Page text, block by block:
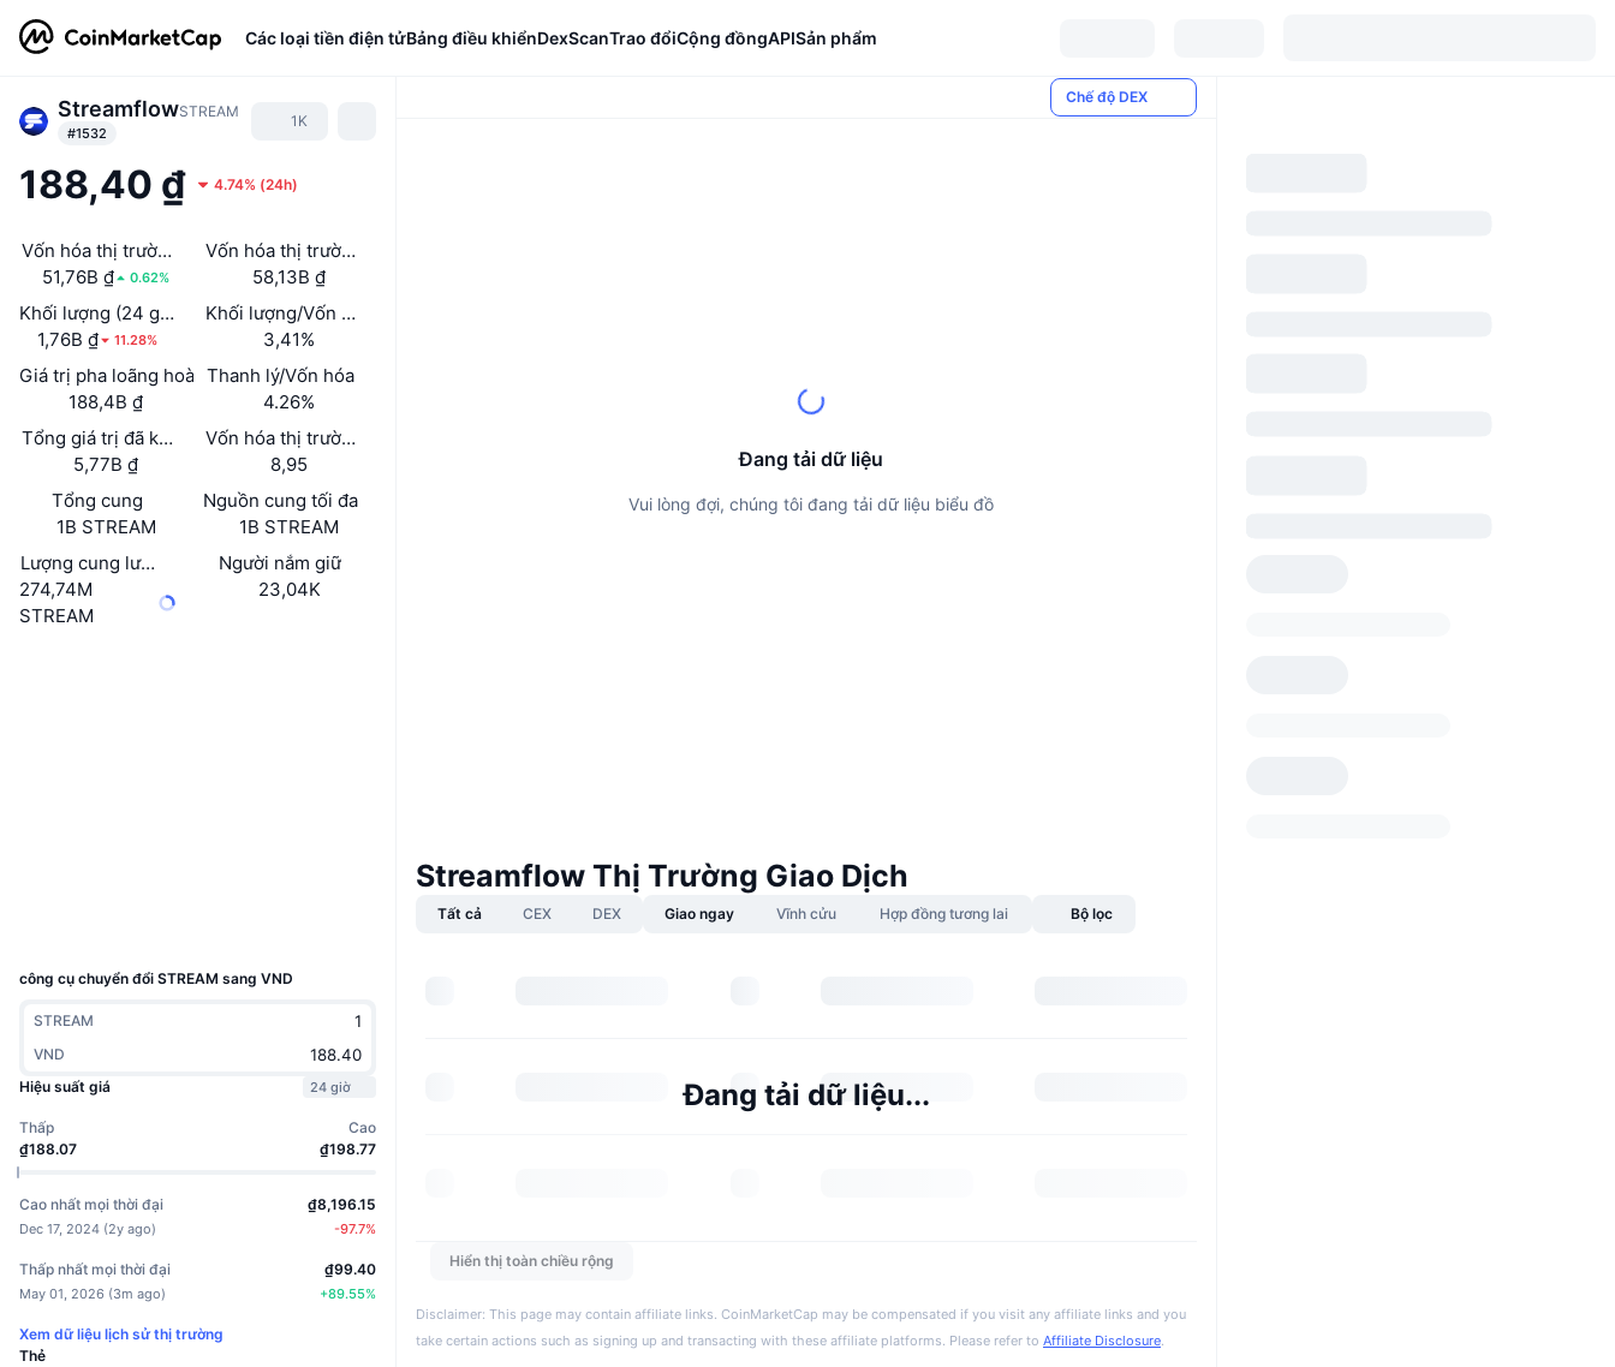
Các loại tiền điện tửBảng điều khiểnDexScanTrao đổiCộng đồngAPISản phẩm
StreamflowSTREAM
#1532
1K
188,40 ₫ 4.74% (24h)
Vốn hóa thị trường
51,76B ₫
0.62%
Vốn hóa thị trường đã mở khóa
58,13B ₫
Khối lượng (24 giờ)
1,76B ₫
11.28%
Khối lượng/Vốn hóa thị trường (24h)
3,41%
Giá trị pha loãng hoàn toàn (FDV)
188,4B ₫
Thanh lý/Vốn hóa
4.26%
Tổng giá trị đã khóa (TVL)
5,77B ₫
Vốn hóa thị trường/Tổng giá trị bị khóa
8,95
Tổng cung
1B STREAM
Nguồn cung tối đa
1B STREAM
Lượng cung lưu hành
274,74M
STREAM
Người nắm giữ
23,04K
công cụ chuyển đổi STREAM sang VND
STREAM
VND
Hiệu suất giá
24 giờ
Thấp
₫188.07
Cao
₫198.77
Cao nhất mọi thời đại
Dec 17, 2024 (2y ago)
₫8,196.15
-97.7%
Thấp nhất mọi thời đại
May 01, 2026 (3m ago)
₫99.40
+89.55%
Xem dữ liệu lịch sử thị trường
Thẻ
Chế độ DEX
Đang tải dữ liệu
Vui lòng đợi, chúng tôi đang tải dữ liệu biểu đồ
Streamflow Thị Trường Giao Dịch
Tất cả CEX DEX Giao ngay Vĩnh cửu Hợp đồng tương lai Bộ lọc
Đang tải dữ liệu...
Hiển thị toàn chiều rộng
Disclaimer: This page may contain affiliate links. CoinMarketCap may be compensated if you visit any affiliate links and you
take certain actions such as signing up and transacting with these affiliate platforms. Please refer to Affiliate Disclosure.